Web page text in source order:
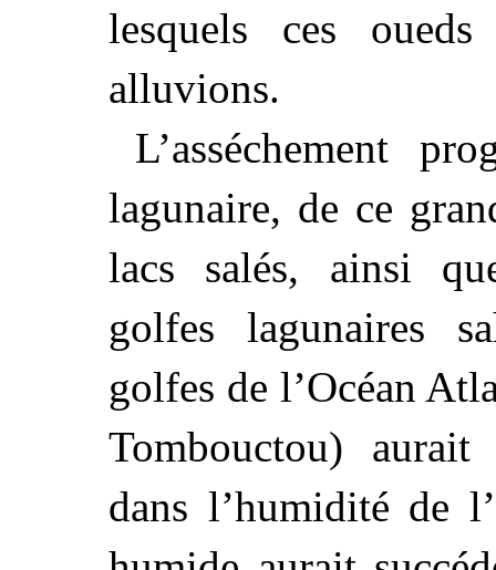
lesquels ces
alluvions.
L’asséchement
lagunaire, de ce
lacs salés, ainsi
golfes lagunaires
golfes de l’Océan
Tombouctou)
dans l’humidité de